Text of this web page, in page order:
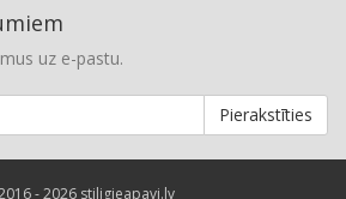
uz e-pastu.
Pierakstīties
- 2026 stiligieapavi.lv